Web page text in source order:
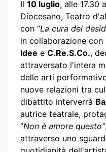
Il 10 luglio, alle 17.30
Diocesano, Teatro
con “La cura del
in collaborazione con
Idee e C.Re.S.Co.,
attraversato l'intera
delle arti
nuove relazioni tra
dibattito interverrà
autrice teatrale,
“Non è amore questo”
attraverso uno